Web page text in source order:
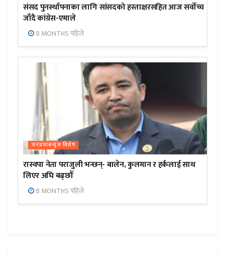
संसद पुनर्स्थापनाका लागि सांसदको हस्ताक्षरसहित आज सर्वोच्च
जाँदै कांग्रेस-एमाले
8 MONTHS पहिले
जनप्रभाबन्युज विशेष
रास्वपा नेता पराजुली भन्छन्- बालेन, कुलमान र हर्कलाई साथ
लिएर अघि बढ्छौँ
8 MONTHS पहिले